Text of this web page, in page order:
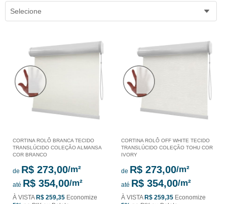
Selecione
CORTINA ROLÔ BRANCA TECIDO
TRANSLÚCIDO COLEÇÃO ALMANSA
COR BRANCO
de R$ 273,00
até R$ 354,00
À VISTAR$ 259,35 Economize
CORTINA ROLÔ OFF WHITE TECIDO
TRANSLÚCIDO COLEÇÃO TOHU COR
IVORY
de R$ 273,00
até R$ 354,00
À VISTAR$ 259,35 Economize